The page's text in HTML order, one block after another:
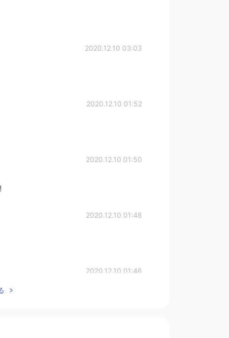
2020.12.10 03:03
2020.12.10 01:52
2020.12.10 01:50
2020.12.10 01:48
2020.12.10 01:46